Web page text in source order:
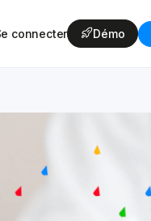
connecter Démo